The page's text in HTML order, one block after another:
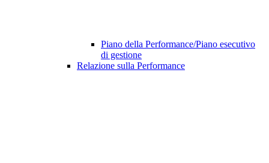
Piano della Performance/Piano esecutivo
di gestione
Relazione sulla Performance